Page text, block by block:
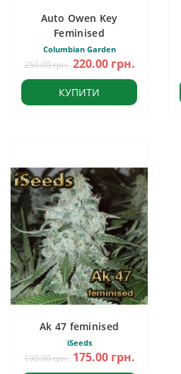
Auto Owen Key
Feminised
Columbian Garden
250.00 грн. 220.00 грн.
КУПИТИ
Ak 47 feminised
iSeeds
190.00 грн. 175.00 грн.